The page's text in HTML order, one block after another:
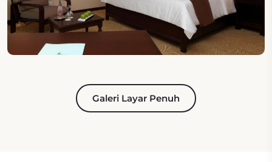
Galeri Layar Penuh